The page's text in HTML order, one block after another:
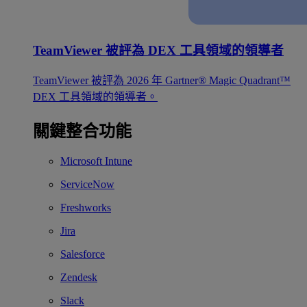
TeamViewer 被評為 DEX 工具領域的領導者
TeamViewer 被評為 2026 年 Gartner® Magic Quadrant™
DEX 工具領域的領導者。
關鍵整合功能
Microsoft Intune
ServiceNow
Freshworks
Jira
Salesforce
Zendesk
Slack